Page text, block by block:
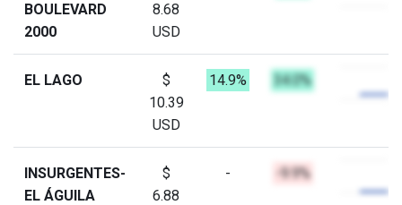
BOULEVARD
2000
8.68
USD
EL LAGO
$
10.39
USD
14.9% 34.0%
INSURGENTES-
EL ÁGUILA
$
6.88
- -9.9%